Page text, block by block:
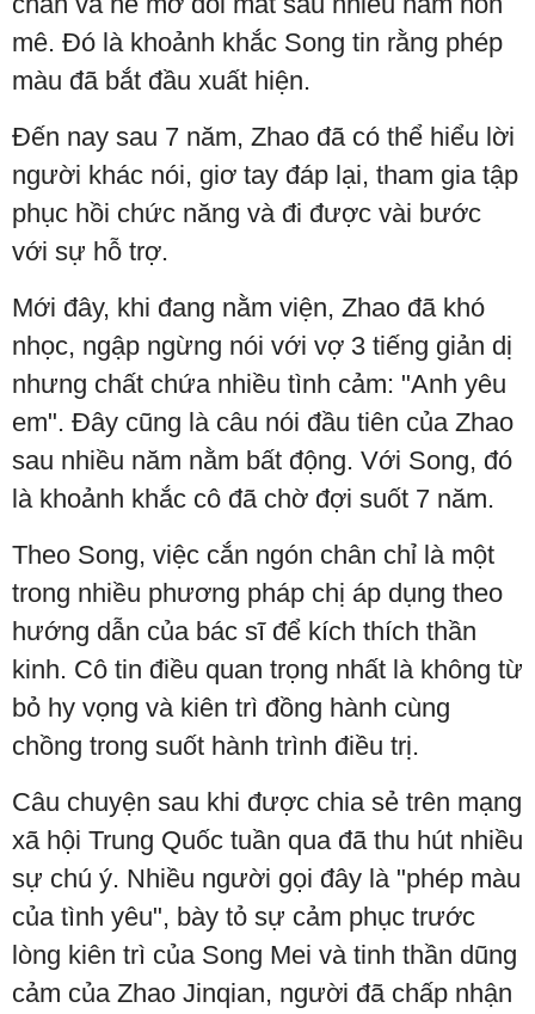
mê. Đó là khoảnh khắc Song tin rằng phép
màu đã bắt đầu xuất hiện.
Đến nay sau 7 năm, Zhao đã có thể hiểu lời
người khác nói, giơ tay đáp lại, tham gia tập
phục hồi chức năng và đi được vài bước
với sự hỗ trợ.
Mới đây, khi đang nằm viện, Zhao đã khó
nhọc, ngập ngừng nói với vợ 3 tiếng giản dị
nhưng chất chứa nhiều tình cảm: "Anh yêu
em". Đây cũng là câu nói đầu tiên của Zhao
sau nhiều năm nằm bất động. Với Song, đó
là khoảnh khắc cô đã chờ đợi suốt 7 năm.
Theo Song, việc cắn ngón chân chỉ là một
trong nhiều phương pháp chị áp dụng theo
hướng dẫn của bác sĩ để kích thích thần
kinh. Cô tin điều quan trọng nhất là không từ
bỏ hy vọng và kiên trì đồng hành cùng
chồng trong suốt hành trình điều trị.
Câu chuyện sau khi được chia sẻ trên mạng
xã hội Trung Quốc tuần qua đã thu hút nhiều
sự chú ý. Nhiều người gọi đây là "phép màu
của tình yêu", bày tỏ sự cảm phục trước
lòng kiên trì của Song Mei và tinh thần dũng
cảm của Zhao Jinqian, người đã chấp nhận